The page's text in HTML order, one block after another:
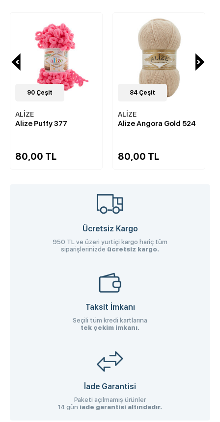
90 Çeşit
ALİZE
Alize Puffy 377
80,00 TL
84 Çeşit
ALİZE
Alize Angora Gold 524
80,00 TL
Ücretsiz Kargo
950 TL ve üzeri yurtiçi kargo hariç tüm
siparişlerinizde ücretsiz kargo.
Taksit İmkanı
Seçili tüm kredi kartlarına
tek çekim imkanı.
İade Garantisi
Paketi açılmamış ürünler
14 gün iade garantisi altındadır.